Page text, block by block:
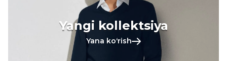
Yangi kollektsiya
Yana koʻrish